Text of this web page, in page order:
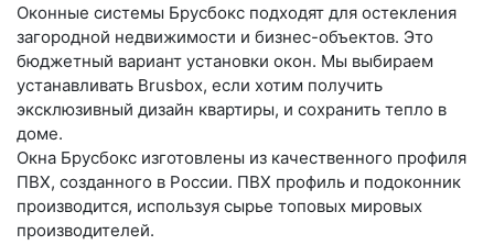
Оконные системы Брусбокс подходят для остекления
загородной недвижимости и бизнес-объектов. Это
бюджетный вариант установки окон. Мы выбираем
устанавливать Brusbox, если хотим получить
эксклюзивный дизайн квартиры, и сохранить тепло в
доме.
Окна Брусбокс изготовлены из качественного профиля
ПВХ, созданного в России. ПВХ профиль и подоконник
производится, используя сырье топовых мировых
производителей.